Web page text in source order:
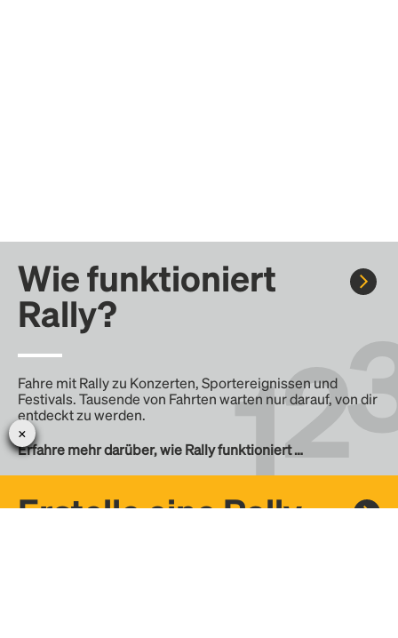
Wie funktioniert
Rally?
Fahre mit Rally zu Konzerten, Sportereignissen und
Festivals. Tausende von Fahrten warten nur darauf, von dir
entdeckt zu werden.
Erfahre mehr darüber, wie Rally funktioniert …
Erstelle eine Rally